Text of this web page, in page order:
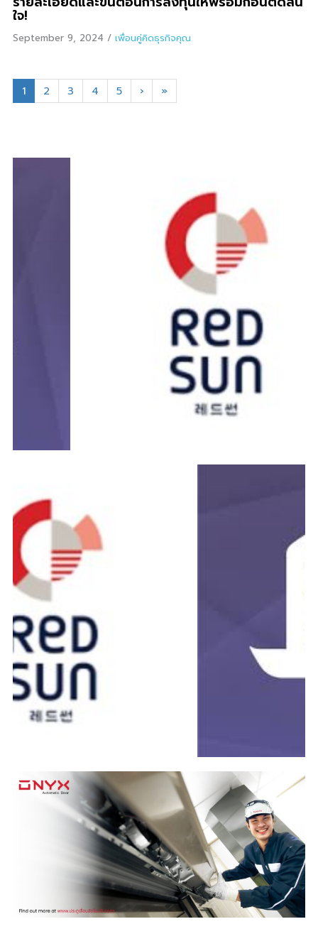
ใจ!
September 9, 2024 / เพื่อนคู่คิดธุรกิจคุณ
1 2 3 4 5 › »